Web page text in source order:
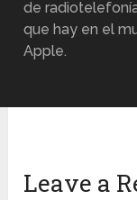
de
que hay en el
Apple.
Leave a